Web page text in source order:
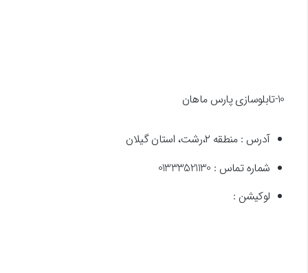
10-تابلوسازی پارس ماهان
آدرس : منطقه ۲،رشت، استان گیلان
شماره تماس : 01333521130
لوکیشن :